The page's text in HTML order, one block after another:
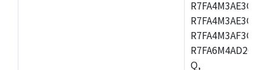
Q,